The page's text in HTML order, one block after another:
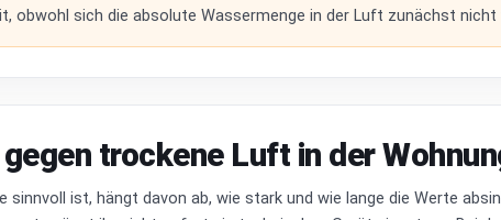
obwohl sich die absolute Wassermenge in der Luft zunächst nicht
trockene Luft in der
sinnvoll ist, hängt davon ab, wie stark und wie lange die Werte